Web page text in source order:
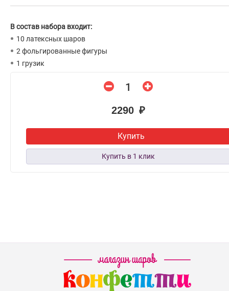
В состав набора входит:
10 латексных шаров
2 фольгированные фигуры
1 грузик
2290 ₽
Купить